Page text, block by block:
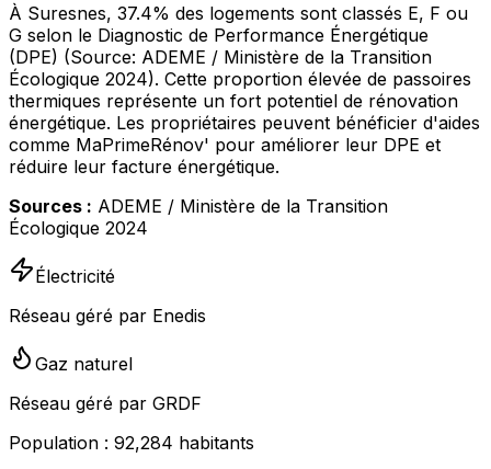
À Suresnes, 37.4% des logements sont classés E, F ou
G selon le Diagnostic de Performance Énergétique
(DPE) (Source: ADEME / Ministère de la Transition
Écologique 2024). Cette proportion élevée de passoires
thermiques représente un fort potentiel de rénovation
énergétique. Les propriétaires peuvent bénéficier d'aides
comme MaPrimeRénov' pour améliorer leur DPE et
réduire leur facture énergétique.
Sources : ADEME / Ministère de la Transition
Écologique 2024
Électricité
Réseau géré par Enedis
Gaz naturel
Réseau géré par GRDF
Population : 92,284 habitants